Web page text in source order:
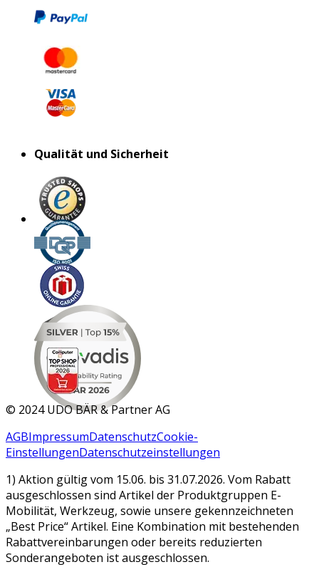
Qualität und Sicherheit
MAR 2026
© 2024 UDO BÄR & Partner AG
AGBImpressumDatenschutzCookie-
EinstellungenDatenschutzeinstellungen
1) Aktion gültig vom 15.06. bis 31.07.2026. Vom Rabatt
ausgeschlossen sind Artikel der Produktgruppen E-
Mobilität, Werkzeug, sowie unsere gekennzeichneten
„Best Price“ Artikel. Eine Kombination mit bestehenden
Rabattvereinbarungen oder bereits reduzierten
Sonderangeboten ist ausgeschlossen.